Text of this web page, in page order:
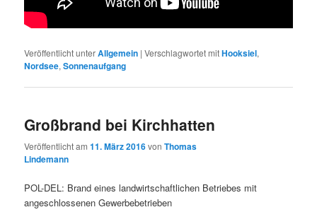
Veröffentlicht unterAllgemein |Verschlagwortet mitHooksiel,
Nordsee,Sonnenaufgang
Großbrand bei Kirchhatten
Veröffentlicht am11. März 2016vonThomas
Lindemann
POL-DEL: Brand eines landwirtschaftlichen Betriebes mit
angeschlossenen Gewerbebetrieben